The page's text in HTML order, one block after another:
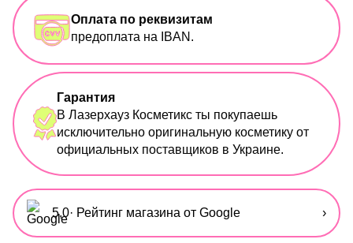
Оплата по реквизитам
предоплата на IBAN.
Гарантия
В Лазерхауз Косметикс ты покупаешь
исключительно оригинальную косметику от
официальных поставщиков в Украине.
5,0· Рейтинг магазина от Google ›